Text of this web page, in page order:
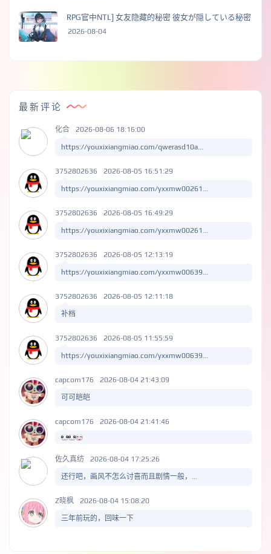
RPG官中NTL] 女友隐藏的秘密 彼女が隠している秘密
2026-08-04
最新评论
化合 2026-08-06 18:16:00
https://youxixiangmiao.com/qwerasd10a...
3752802636 2026-08-05 16:51:29
https://youxixiangmiao.com/yxxmw00261...
3752802636 2026-08-05 16:49:29
https://youxixiangmiao.com/yxxmw00261...
3752802636 2026-08-05 12:13:19
https://youxixiangmiao.com/yxxmw00639...
3752802636 2026-08-05 12:11:18
补档
3752802636 2026-08-05 11:55:59
https://youxixiangmiao.com/yxxmw00639...
capcom176 2026-08-04 21:43:09
可可皑皑
capcom176 2026-08-04 21:41:46
佐久真纺 2026-08-04 17:25:26
还行吧，画风不怎么讨喜而且剧情一般，...
Z晓枫 2026-08-04 15:08:20
三年前玩的，回味一下